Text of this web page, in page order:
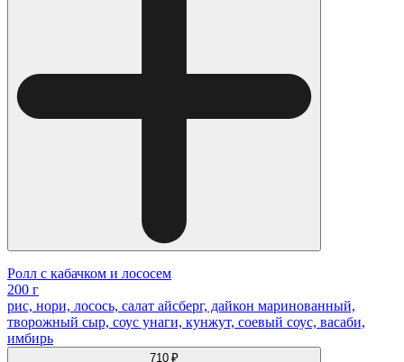
Ролл с кабачком и лососем
200 г
рис, нори, лосось, салат айсберг, дайкон маринованный,
творожный сыр, соус унаги, кунжут, соевый соус, васаби,
имбирь
710 ₽